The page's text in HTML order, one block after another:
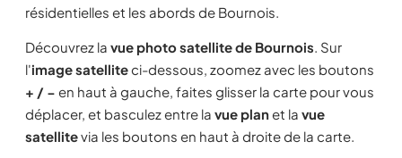
résidentielles et les abords de Bournois.
Découvrez la vue photo satellite de Bournois. Sur
l'image satelliteci-dessous, zoomez avec les boutons
+ / − en haut à gauche, faites glisser la carte pour vous
déplacer, et basculez entre la vue planet la vue
satellitevia les boutons en haut à droite de la carte.